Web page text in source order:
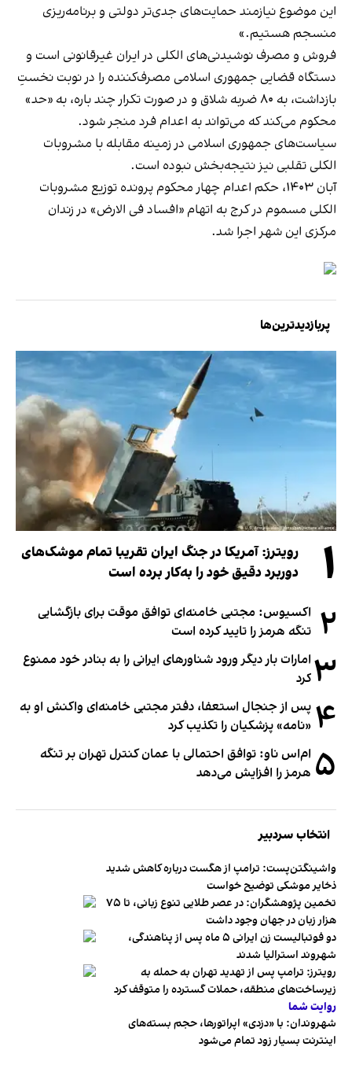
این موضوع نیازمند حمایت‌های جدی‌تر دولتی و برنامه‌ریزی
منسجم هستیم.»
فروش و مصرف نوشیدنی‌های الکلی در ایران غیرقانونی است و
دستگاه قضایی جمهوری اسلامی مصرف‌کننده را در نوبت نخستِ
بازداشت، به ۸۰ ضربه شلاق و در صورت تکرار چند باره، به «حد»
محکوم می‌کند که می‌تواند به اعدام فرد منجر شود.
سیاست‌های جمهوری اسلامی در زمینه مقابله با مشروبات
الکلی تقلبی نیز نتیجه‌بخش نبوده است.
آبان ۱۴۰۳، حکم اعدام چهار محکوم پرونده توزیع مشروبات
الکلی مسموم در کرج به اتهام «افساد فی الارض» در زندان
مرکزی این شهر اجرا شد.
پربازدیدترین‌ها
۱
رویترز: آمریکا در جنگ ایران تقریبا تمام موشک‌های
دوربرد دقیق خود را به‌کار برده است
۲ اکسیوس: مجتبی خامنه‌ای توافق موقت برای بازگشایی
تنگه هرمز را تایید کرده است
۳ امارات بار دیگر ورود شناورهای ایرانی را به بنادر خود ممنوع
کرد
۴ پس از جنجال استعفا، دفتر مجتبی خامنه‌ای واکنش او به
«نامه» پزشکیان را تکذیب کرد
۵ ام‌اس ناو: توافق احتمالی با عمان کنترل تهران بر تنگه
هرمز را افزایش می‌دهد
انتخاب سردبیر
واشینگتن‌پست: ترامپ از هگست درباره کاهش شدید
ذخایر موشکی توضیح خواست
تخمین پژوهشگران: در عصر طلایی تنوع زبانی، تا ۷۵
هزار زبان در جهان وجود داشت
دو فوتبالیست زن ایرانی ۵ ماه پس از پناهندگی،
شهروند استرالیا شدند
رویترز: ترامپ پس از تهدید تهران به حمله به
زیرساخت‌های منطقه، حملات گسترده را متوقف کرد
روایت شما
شهروندان:‌ با «دزدی» اپراتورها، حجم بسته‌های
اینترنت بسیار زود تمام می‌شود